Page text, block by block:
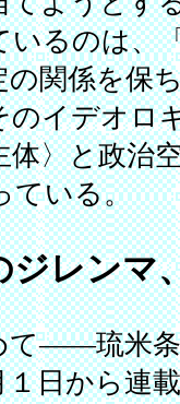
いるのは、
の関係を保
のイデオロ
体〉と政治
ている。
ジレンマ
――琉米条
１日から